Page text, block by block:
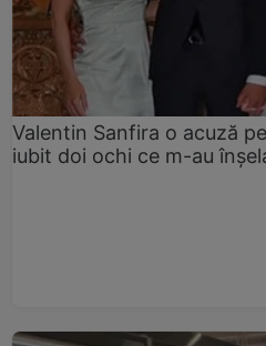
Valentin Sanfira o acuză
iubit doi ochi ce m-au